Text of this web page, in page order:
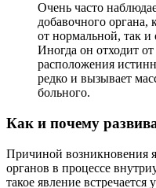
Очень часто
добавочного органа,
от нормальной, так и
Иногда он отходит
расположения
редко и вызывает
больного.
Как и почему
Причиной возникновения
органов в процессе
такое явление встречается